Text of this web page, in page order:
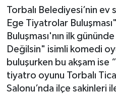
Torbalı Belediyesi’nin ev
Ege Tiyatrolar
Buluşması'nın ilk
Değilsin" isimli komedi
buluşurken bu akşam ise
tiyatro oyunu Torbalı
Salonu’nda ilçe sakinleri
Süper Lig Puan
Tüm Manşetler
Son Dakika Haberleri